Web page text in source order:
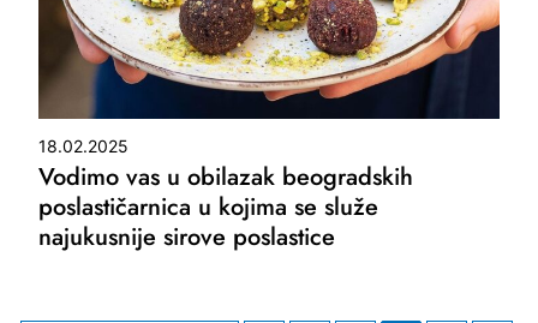
18.02.2025
Vodimo vas u obilazak beogradskih
poslastičarnica u kojima se služe
najukusnije sirove poslastice